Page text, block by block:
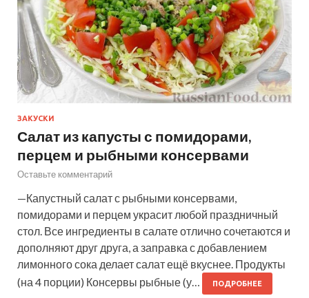
ЗАКУСКИ
Салат из капусты с помидорами,
перцем и рыбными консервами
Оставьте комментарий
—Капустный салат с рыбными консервами,
помидорами и перцем украсит любой праздничный
стол. Все ингредиенты в салате отлично сочетаются и
дополняют друг друга, а заправка с добавлением
лимонного сока делает салат ещё вкуснее. Продукты
(на 4 порции) Консервы рыбные (у…
ПОДРОБНЕЕ